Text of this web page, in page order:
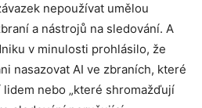
nepoužívat umělou
a nástrojů na sledování. A
v minulosti prohlásilo, že
nasazovat AI ve zbraních, které
nebo „které shromažďují